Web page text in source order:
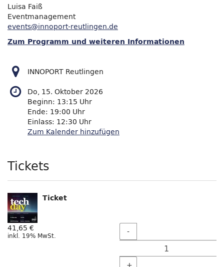
Luisa Faiß
Eventmanagement
events@innoport-reutlingen.de
Zum Programm und weiteren Informationen
INNOPORT Reutlingen
Do, 15. Oktober 2026
Beginn: 13:15 Uhr
Ende: 19:00 Uhr
Einlass: 12:30 Uhr
Zum Kalender hinzufügen
Produkte
Tickets
Ticket
41,65 €
inkl. 19% MwSt. Menge
-